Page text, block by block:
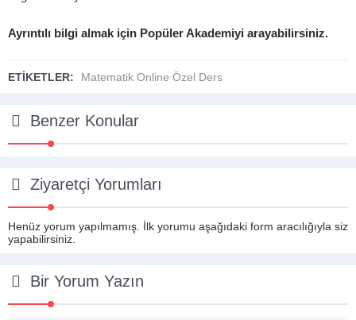
Ayrıntılı bilgi almak için Popüler Akademiyi arayabilirsiniz.
ETİKETLER: Matematik Online Özel Ders
Benzer Konular
Ziyaretçi Yorumları
Henüz yorum yapılmamış. İlk yorumu aşağıdaki form aracılığıyla siz
yapabilirsiniz.
Bir Yorum Yazın